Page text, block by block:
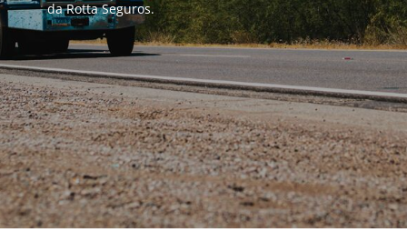
da Rotta Seguros.